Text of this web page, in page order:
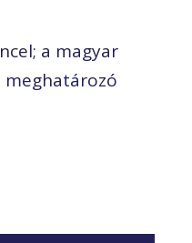
a magyar
meghatározó